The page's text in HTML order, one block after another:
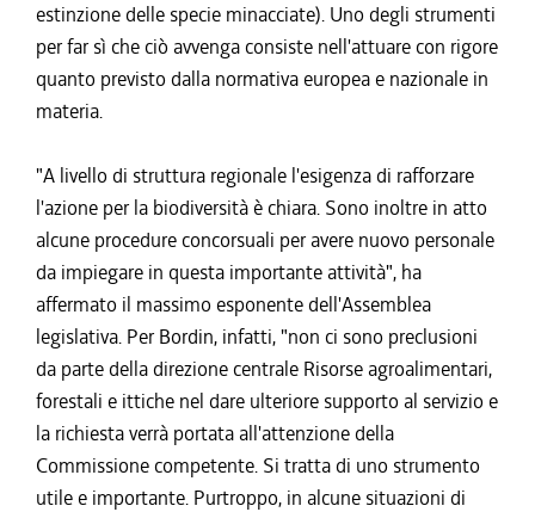
estinzione delle specie minacciate). Uno degli strumenti
per far sì che ciò avvenga consiste nell'attuare con rigore
quanto previsto dalla normativa europea e nazionale in
materia.
"A livello di struttura regionale l'esigenza di rafforzare
l'azione per la biodiversità è chiara. Sono inoltre in atto
alcune procedure concorsuali per avere nuovo personale
da impiegare in questa importante attività", ha
affermato il massimo esponente dell'Assemblea
legislativa. Per Bordin, infatti, "non ci sono preclusioni
da parte della direzione centrale Risorse agroalimentari,
forestali e ittiche nel dare ulteriore supporto al servizio e
la richiesta verrà portata all'attenzione della
Commissione competente. Si tratta di uno strumento
utile e importante. Purtroppo, in alcune situazioni di